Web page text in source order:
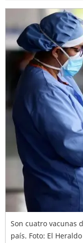
Son cuatro vacunas
país. Foto: El Heraldo